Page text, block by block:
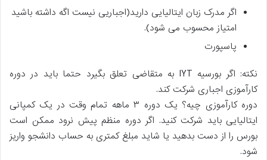
اگر مدرک زبان ایتالیایی دارید(اجباریی نیست اگه داشته باشید
امتیاز محسوب می شود).
پاسپورت
نکته: اگر بورسیه IYT به متقاضی تعلق بگیرد حتما باید در دوره
کارآموزی اجباری شرکت کند.
دوره کارآموزی چیه؟ یک دوره ۳ ماهه تمام وقت در یک کمپانی
ایتالیایی باید شرکت کنید. اگر دوره منظم پیش نرود ممکن است
بورس را از دست بدهید یا شاید مبلغ کمتری به حساب دانشجو واریز
شود.